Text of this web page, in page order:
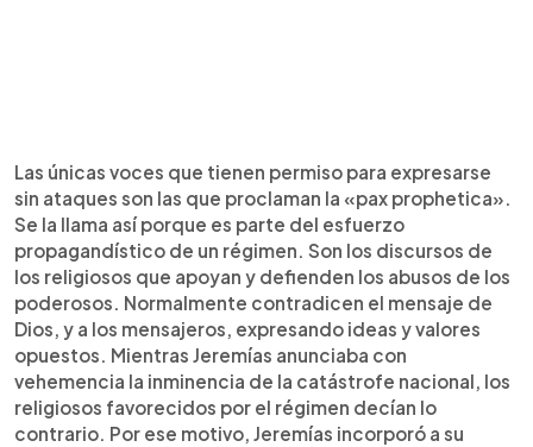
Las únicas voces que tienen permiso para expresarse
sin ataques son las que proclaman la «pax prophetica».
Se la llama así porque es parte del esfuerzo
propagandístico de un régimen. Son los discursos de
los religiosos que apoyan y defienden los abusos de los
poderosos. Normalmente contradicen el mensaje de
Dios, y a los mensajeros, expresando ideas y valores
opuestos. Mientras Jeremías anunciaba con
vehemencia la inminencia de la catástrofe nacional, los
religiosos favorecidos por el régimen decían lo
contrario. Por ese motivo, Jeremías incorporó a su